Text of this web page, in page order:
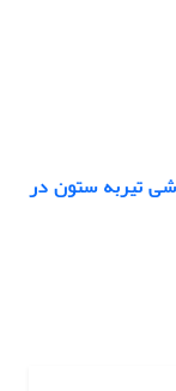
تیربه ستون در